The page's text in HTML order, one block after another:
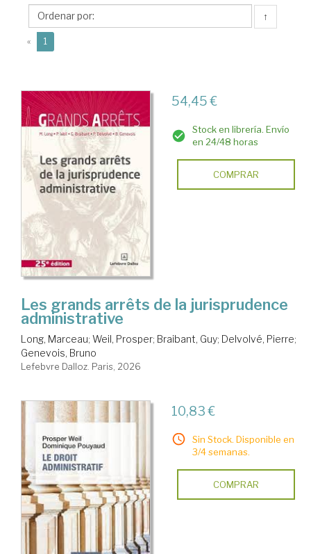
↑
« 1
54,45 €
Stock en librería. Envío
en 24/48 horas
COMPRAR
Les grands arrêts de la jurisprudence
administrative
Long, Marceau; Weil, Prosper; Braibant, Guy; Delvolvé, Pierre;
Genevois, Bruno
Lefebvre Dalloz. Paris, 2026
10,83 €
Sin Stock. Disponible en
3/4 semanas.
COMPRAR